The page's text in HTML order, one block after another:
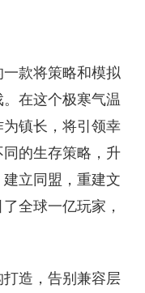
一款将策略和模拟
在这个极寒气温
镇长，将引领幸
的生存策略，升
立同盟，重建文
全球一亿玩家，
造，告别兼容层